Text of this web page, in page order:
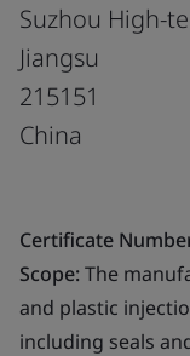
Suzhou High-
Jiangsu
215151
China
Certificate
Scope:The
and plastic
including seals